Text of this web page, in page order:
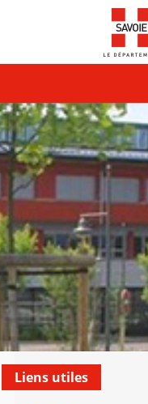
Liens utiles